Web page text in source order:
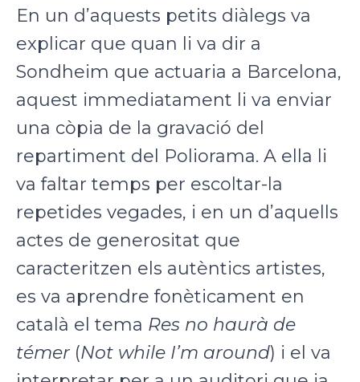
En un d’aquests petits diàlegs va
explicar que quan li va dir a
Sondheim que actuaria a Barcelona,
aquest immediatament li va enviar
una còpia de la gravació del
repartiment del Poliorama. A ella li
va faltar temps per escoltar-la
repetides vegades, i en un d’aquells
actes de generositat que
caracteritzen els autèntics artistes,
es va aprendre fonèticament en
català el tema Res no haurà de
témer (Not while I’m around) i el va